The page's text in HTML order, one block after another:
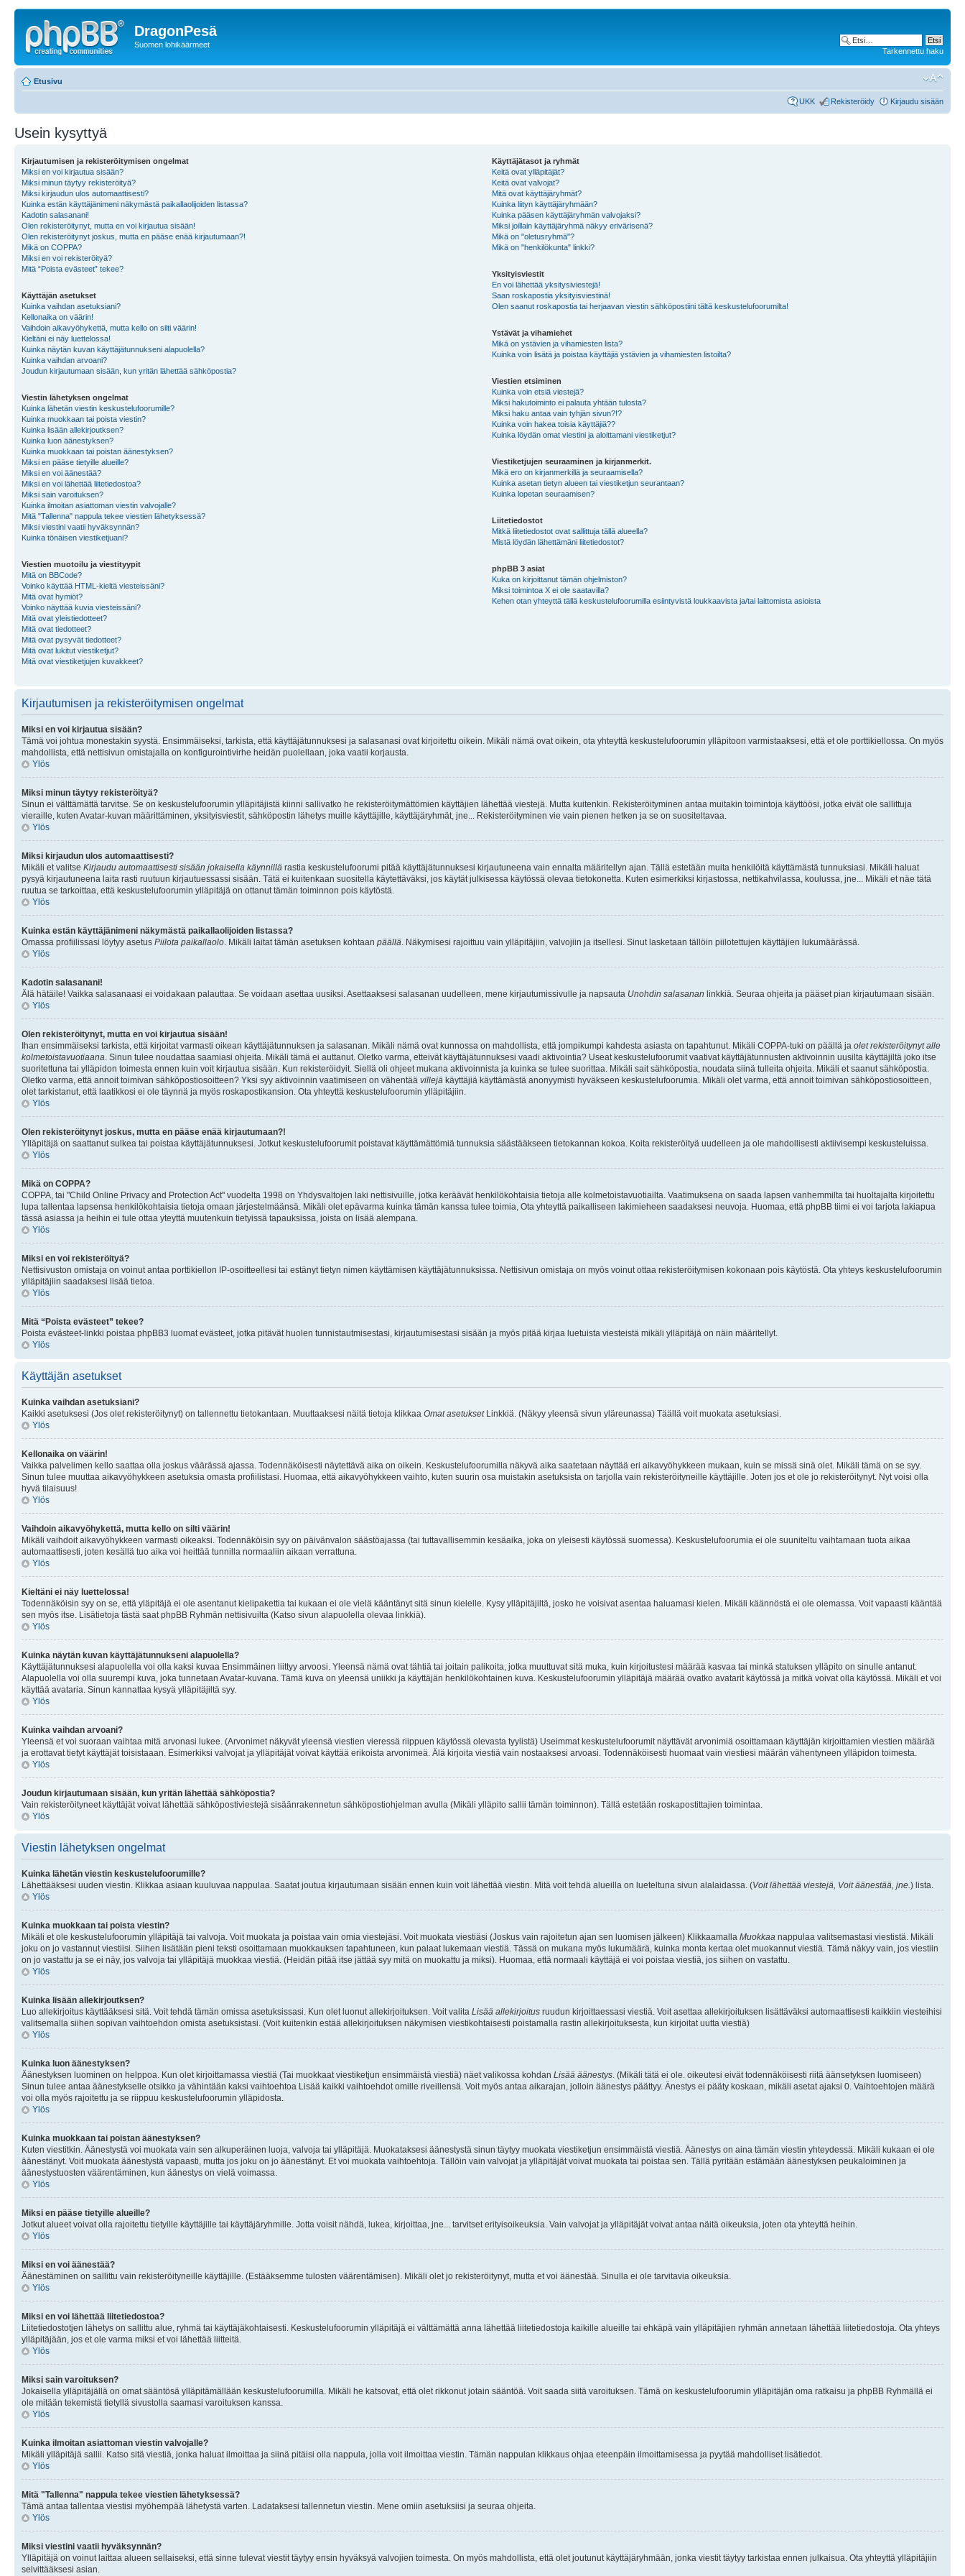
DragonPesä
Suomen lohikäärmeet
Tarkennettu haku
Etusivu
UKK Rekisteröidy Kirjaudu sisään
Usein kysyttyä
Kirjautumisen ja rekisteröitymisen ongelmat
Miksi en voi kirjautua sisään?
Miksi minun täytyy rekisteröityä?
Miksi kirjaudun ulos automaattisesti?
Kuinka estän käyttäjänimeni näkymästä paikallaolijoiden listassa?
Kadotin salasanani!
Olen rekisteröitynyt, mutta en voi kirjautua sisään!
Olen rekisteröitynyt joskus, mutta en pääse enää kirjautumaan?!
Mikä on COPPA?
Miksi en voi rekisteröityä?
Mitä “Poista evästeet” tekee?
Käyttäjän asetukset
Kuinka vaihdan asetuksiani?
Kellonaika on väärin!
Vaihdoin aikavyöhykettä, mutta kello on silti väärin!
Kieltäni ei näy luettelossa!
Kuinka näytän kuvan käyttäjätunnukseni alapuolella?
Kuinka vaihdan arvoani?
Joudun kirjautumaan sisään, kun yritän lähettää sähköpostia?
Viestin lähetyksen ongelmat
Kuinka lähetän viestin keskustelufoorumille?
Kuinka muokkaan tai poista viestin?
Kuinka lisään allekirjoutksen?
Kuinka luon äänestyksen?
Kuinka muokkaan tai poistan äänestyksen?
Miksi en pääse tietyille alueille?
Miksi en voi äänestää?
Miksi en voi lähettää liitetiedostoa?
Miksi sain varoituksen?
Kuinka ilmoitan asiattoman viestin valvojalle?
Mitä "Tallenna" nappula tekee viestien lähetyksessä?
Miksi viestini vaatii hyväksynnän?
Kuinka tönäisen viestiketjuani?
Viestien muotoilu ja viestityypit
Mitä on BBCode?
Voinko käyttää HTML-kieltä viesteissäni?
Mitä ovat hymiöt?
Voinko näyttää kuvia viesteissäni?
Mitä ovat yleistiedotteet?
Mitä ovat tiedotteet?
Mitä ovat pysyvät tiedotteet?
Mitä ovat lukitut viestiketjut?
Mitä ovat viestiketjujen kuvakkeet?
Käyttäjätasot ja ryhmät
Keitä ovat ylläpitäjät?
Keitä ovat valvojat?
Mitä ovat käyttäjäryhmät?
Kuinka liityn käyttäjäryhmään?
Kuinka pääsen käyttäjäryhmän valvojaksi?
Miksi joillain käyttäjäryhmä näkyy erivärisenä?
Mikä on "oletusryhmä"?
Mikä on "henkilökunta" linkki?
Yksityisviestit
En voi lähettää yksitysiviestejä!
Saan roskapostia yksityisviestinä!
Olen saanut roskapostia tai herjaavan viestin sähköpostiini tältä keskustelufoorumilta!
Ystävät ja vihamiehet
Mikä on ystävien ja vihamiesten lista?
Kuinka voin lisätä ja poistaa käyttäjiä ystävien ja vihamiesten listoilta?
Viestien etsiminen
Kuinka voin etsiä viestejä?
Miksi hakutoiminto ei palauta yhtään tulosta?
Miksi haku antaa vain tyhjän sivun?!?
Kuinka voin hakea toisia käyttäjiä??
Kuinka löydän omat viestini ja aloittamani viestiketjut?
Viestiketjujen seuraaminen ja kirjanmerkit.
Mikä ero on kirjanmerkillä ja seuraamisella?
Kuinka asetan tietyn alueen tai viestiketjun seurantaan?
Kuinka lopetan seuraamisen?
Liitetiedostot
Mitkä liitetiedostot ovat sallittuja tällä alueella?
Mistä löydän lähettämäni liitetiedostot?
phpBB 3 asiat
Kuka on kirjoittanut tämän ohjelmiston?
Miksi toimintoa X ei ole saatavilla?
Kehen otan yhteyttä tällä keskustelufoorumilla esiintyvistä loukkaavista ja/tai laittomista asioista
Kirjautumisen ja rekisteröitymisen ongelmat
Miksi en voi kirjautua sisään?
Tämä voi johtua monestakin syystä. Ensimmäiseksi, tarkista, että käyttäjätunnuksesi ja salasanasi ovat kirjoitettu oikein. Mikäli nämä ovat oikein, ota yhteyttä keskustelufoorumin ylläpitoon varmistaaksesi, että et ole porttikiellossa. On myös
mahdollista, että nettisivun omistajalla on konfigurointivirhe heidän puolellaan, joka vaatii korjausta.
Ylös
Miksi minun täytyy rekisteröityä?
Sinun ei välttämättä tarvitse. Se on keskustelufoorumin ylläpitäjistä kiinni sallivatko he rekisteröitymättömien käyttäjien lähettää viestejä. Mutta kuitenkin. Rekisteröityminen antaa muitakin toimintoja käyttöösi, jotka eivät ole sallittuja
vieraille, kuten Avatar-kuvan määrittäminen, yksityisviestit, sähköpostin lähetys muille käyttäjille, käyttäjäryhmät, jne... Rekisteröityminen vie vain pienen hetken ja se on suositeltavaa.
Ylös
Miksi kirjaudun ulos automaattisesti?
Mikäli et valitse Kirjaudu automaattisesti sisään jokaisella käynnillä rastia keskustelufoorumi pitää käyttäjätunnuksesi kirjautuneena vain ennalta määritellyn ajan. Tällä estetään muita henkilöitä käyttämästä tunnuksiasi. Mikäli haluat
pysyä kirjautuneena laita rasti ruutuun kirjautuessassi sisään. Tätä ei kuitenkaan suositella käytettäväksi, jos käytät julkisessa käytössä olevaa tietokonetta. Kuten esimerkiksi kirjastossa, nettikahvilassa, koulussa, jne... Mikäli et näe tätä
ruutua se tarkoittaa, että keskustelufoorumin ylläpitäjä on ottanut tämän toiminnon pois käytöstä.
Ylös
Kuinka estän käyttäjänimeni näkymästä paikallaolijoiden listassa?
Omassa profiilissasi löytyy asetus Piilota paikallaolo . Mikäli laitat tämän asetuksen kohtaan päällä . Näkymisesi rajoittuu vain ylläpitäjiin, valvojiin ja itsellesi. Sinut lasketaan tällöin piilotettujen käyttäjien lukumäärässä.
Ylös
Kadotin salasanani!
Älä hätäile! Vaikka salasanaasi ei voidakaan palauttaa. Se voidaan asettaa uusiksi. Asettaaksesi salasanan uudelleen, mene kirjautumissivulle ja napsauta Unohdin salasanan linkkiä. Seuraa ohjeita ja pääset pian kirjautumaan sisään.
Ylös
Olen rekisteröitynyt, mutta en voi kirjautua sisään!
Ihan ensimmäiseksi tarkista, että kirjoitat varmasti oikean käyttäjätunnuksen ja salasanan. Mikäli nämä ovat kunnossa on mahdollista, että jompikumpi kahdesta asiasta on tapahtunut. Mikäli COPPA-tuki on päällä ja olet rekisteröitynyt alle
kolmetoistavuotiaana . Sinun tulee noudattaa saamiasi ohjeita. Mikäli tämä ei auttanut. Oletko varma, etteivät käyttäjätunnuksesi vaadi aktivointia? Useat keskustelufoorumit vaativat käyttäjätunnusten aktivoinnin uusilta käyttäjiltä joko itse
suoritettuna tai ylläpidon toimesta ennen kuin voit kirjautua sisään. Kun rekisteröidyit. Siellä oli ohjeet mukana aktivoinnista ja kuinka se tulee suorittaa. Mikäli sait sähköpostia, noudata siinä tulleita ohjeita. Mikäli et saanut sähköpostia.
Oletko varma, että annoit toimivan sähköpostiosoitteen? Yksi syy aktivoinnin vaatimiseen on vähentää villejä käyttäjiä käyttämästä anonyymisti hyväkseen keskustelufoorumia. Mikäli olet varma, että annoit toimivan sähköpostiosoitteen,
olet tarkistanut, että laatikkosi ei ole täynnä ja myös roskapostikansion. Ota yhteyttä keskustelufoorumin ylläpitäjiin.
Ylös
Olen rekisteröitynyt joskus, mutta en pääse enää kirjautumaan?!
Ylläpitäjä on saattanut sulkea tai poistaa käyttäjätunnuksesi. Jotkut keskustelufoorumit poistavat käyttämättömiä tunnuksia säästääkseen tietokannan kokoa. Koita rekisteröityä uudelleen ja ole mahdollisesti aktiivisempi keskusteluissa.
Ylös
Mikä on COPPA?
COPPA, tai "Child Online Privacy and Protection Act" vuodelta 1998 on Yhdysvaltojen laki nettisivuille, jotka keräävät henkilökohtaisia tietoja alle kolmetoistavuotiailta. Vaatimuksena on saada lapsen vanhemmilta tai huoltajalta kirjoitettu
lupa tallentaa lapsensa henkilökohtaisia tietoja omaan järjestelmäänsä. Mikäli olet epävarma kuinka tämän kanssa tulee toimia, Ota yhteyttä paikalliseen lakimieheen saadaksesi neuvoja. Huomaa, että phpBB tiimi ei voi tarjota lakiapua
tässä asiassa ja heihin ei tule ottaa yteyttä muutenkuin tietyissä tapauksissa, joista on lisää alempana.
Ylös
Miksi en voi rekisteröityä?
Nettisivuston omistaja on voinut antaa porttikiellon IP-osoitteellesi tai estänyt tietyn nimen käyttämisen käyttäjätunnuksissa. Nettisivun omistaja on myös voinut ottaa rekisteröitymisen kokonaan pois käytöstä. Ota yhteys keskustelufoorumin
ylläpitäjiin saadaksesi lisää tietoa.
Ylös
Mitä “Poista evästeet” tekee?
Poista evästeet-linkki poistaa phpBB3 luomat evästeet, jotka pitävät huolen tunnistautmisestasi, kirjautumisestasi sisään ja myös pitää kirjaa luetuista viesteistä mikäli ylläpitäjä on näin määritellyt.
Ylös
Käyttäjän asetukset
Kuinka vaihdan asetuksiani?
Kaikki asetuksesi (Jos olet rekisteröitynyt) on tallennettu tietokantaan. Muuttaaksesi näitä tietoja klikkaa Omat asetuksetLinkkiä. (Näkyy yleensä sivun yläreunassa) Täällä voit muokata asetuksiasi.
Ylös
Kellonaika on väärin!
Vaikka palvelimen kello saattaa olla joskus väärässä ajassa. Todennäköisesti näytettävä aika on oikein. Keskustelufoorumilla näkyvä aika saatetaan näyttää eri aikavyöhykkeen mukaan, kuin se missä sinä olet. Mikäli tämä on se syy.
Sinun tulee muuttaa aikavyöhykkeen asetuksia omasta profiilistasi. Huomaa, että aikavyöhykkeen vaihto, kuten suurin osa muistakin asetuksista on tarjolla vain rekisteröityneille käyttäjille. Joten jos et ole jo rekisteröitynyt. Nyt voisi olla
hyvä tilaisuus!
Ylös
Vaihdoin aikavyöhykettä, mutta kello on silti väärin!
Mikäli vaihdoit aikavyöhykkeen varmasti oikeaksi. Todennäköisin syy on päivänvalon säästöajassa (tai tuttavallisemmin kesäaika, joka on yleisesti käytössä suomessa). Keskustelufoorumia ei ole suuniteltu vaihtamaan tuota aikaa
automaattisesti, joten kesällä tuo aika voi heittää tunnilla normaaliin aikaan verrattuna.
Ylös
Kieltäni ei näy luettelossa!
Todennäköisin syy on se, että yläpitäjä ei ole asentanut kielipakettia tai kukaan ei ole vielä kääntänyt sitä sinun kielelle. Kysy ylläpitäjiltä, josko he voisivat asentaa haluamasi kielen. Mikäli käännöstä ei ole olemassa. Voit vapaasti kääntää
sen myös itse. Lisätietoja tästä saat phpBB Ryhmän nettisivuilta (Katso sivun alapuolella olevaa linkkiä).
Ylös
Kuinka näytän kuvan käyttäjätunnukseni alapuolella?
Käyttäjätunnuksesi alapuolella voi olla kaksi kuvaa Ensimmäinen liittyy arvoosi. Yleensä nämä ovat tähtiä tai joitain palikoita, jotka muuttuvat sitä muka, kuin kirjoitustesi määrää kasvaa tai minkä statuksen ylläpito on sinulle antanut.
Alapuolella voi olla suurempi kuva, joka tunnetaan Avatar-kuvana. Tämä kuva on yleensä uniikki ja käyttäjän henkilökohtainen kuva. Keskustelufoorumin ylläpitäjä määrää ovatko avatarit käytössä ja mitkä voivat olla käytössä. Mikäli et voi
käyttää avataria. Sinun kannattaa kysyä ylläpitäjiltä syy.
Ylös
Kuinka vaihdan arvoani?
Yleensä et voi suoraan vaihtaa mitä arvonasi lukee. (Arvonimet näkyvät yleensä viestien vieressä riippuen käytössä olevasta tyylistä) Useimmat keskustelufoorumit näyttävät arvonimiä osoittamaan käyttäjän kirjoittamien viestien määrää
ja erottavat tietyt käyttäjät toisistaaan. Esimerkiksi valvojat ja ylläpitäjät voivat käyttää erikoista arvonimeä. Älä kirjoita viestiä vain nostaaksesi arvoasi. Todennäköisesti huomaat vain viestiesi määrän vähentyneen ylläpidon toimesta.
Ylös
Joudun kirjautumaan sisään, kun yritän lähettää sähköpostia?
Vain rekisteröityneet käyttäjät voivat lähettää sähköpostiviestejä sisäänrakennetun sähköpostiohjelman avulla (Mikäli ylläpito sallii tämän toiminnon). Tällä estetään roskapostittajien toimintaa.
Ylös
Viestin lähetyksen ongelmat
Kuinka lähetän viestin keskustelufoorumille?
Lähettääksesi uuden viestin. Klikkaa asiaan kuuluvaa nappulaa. Saatat joutua kirjautumaan sisään ennen kuin voit lähettää viestin. Mitä voit tehdä alueilla on lueteltuna sivun alalaidassa. (Voit lähettää viestejä, Voit äänestää, jne. ) lista.
Ylös
Kuinka muokkaan tai poista viestin?
Mikäli et ole keskustelufoorumin ylläpitäjä tai valvoja. Voit muokata ja poistaa vain omia viestejäsi. Voit muokata viestiäsi (Joskus vain rajoitetun ajan sen luomisen jälkeen) Klikkaamalla Muokkaa nappulaa valitsemastasi viestistä. Mikäli
joku on jo vastannut viestiisi. Siihen lisätään pieni teksti osoittamaan muokkauksen tapahtuneen, kun palaat lukemaan viestiä. Tässä on mukana myös lukumäärä, kuinka monta kertaa olet muokannut viestiä. Tämä näkyy vain, jos viestiin
on jo vastattu ja se ei näy, jos valvoja tai ylläpitäjä muokkaa viestiä. (Heidän pitää itse jättää syy mitä on muokattu ja miksi). Huomaa, että normaali käyttäjä ei voi poistaa viestiä, jos siihen on vastattu.
Ylös
Kuinka lisään allekirjoutksen?
Luo allekirjoitus käyttääksesi sitä. Voit tehdä tämän omissa asetuksissasi. Kun olet luonut allekirjoituksen. Voit valita Lisää allekirjoitus ruudun kirjoittaessasi viestiä. Voit asettaa allekirjoituksen lisättäväksi automaattisesti kaikkiin viesteihisi
valitsemalla siihen sopivan vaihtoehdon omista asetuksistasi. (Voit kuitenkin estää allekirjoituksen näkymisen viestikohtaisesti poistamalla rastin allekirjoituksesta, kun kirjoitat uutta viestiä)
Ylös
Kuinka luon äänestyksen?
Äänestyksen luominen on helppoa. Kun olet kirjoittamassa viestiä (Tai muokkaat viestiketjun ensimmäistä viestiä) näet valikossa kohdan Lisää äänestys . (Mikäli tätä ei ole. oikeutesi eivät todennäköisesti riitä äänsetyksen luomiseen)
Sinun tulee antaa äänestykselle otsikko ja vähintään kaksi vaihtoehtoa Lisää kaikki vaihtoehdot omille riveillensä. Voit myös antaa aikarajan, jolloin äänestys päättyy. Änestys ei pääty koskaan, mikäli asetat ajaksi 0. Vaihtoehtojen määrä
voi olla myös rajoitettu ja se riippuu keskustelufoorumin ylläpidosta.
Ylös
Kuinka muokkaan tai poistan äänestyksen?
Kuten viestitkin. Äänestystä voi muokata vain sen alkuperäinen luoja, valvoja tai ylläpitäjä. Muokataksesi äänestystä sinun täytyy muokata viestiketjun ensimmäistä viestiä. Äänestys on aina tämän viestin yhteydessä. Mikäli kukaan ei ole
äänestänyt. Voit muokata äänestystä vapaasti, mutta jos joku on jo äänestänyt. Et voi muokata vaihtoehtoja. Tällöin vain valvojat ja ylläpitäjät voivat muokata tai poistaa sen. Tällä pyritään estämään äänestyksen peukaloiminen ja
äänestystuosten väärentäminen, kun äänestys on vielä voimassa.
Ylös
Miksi en pääse tietyille alueille?
Jotkut alueet voivat olla rajoitettu tietyille käyttäjille tai käyttäjäryhmille. Jotta voisit nähdä, lukea, kirjoittaa, jne... tarvitset erityisoikeuksia. Vain valvojat ja ylläpitäjät voivat antaa näitä oikeuksia, joten ota yhteyttä heihin.
Ylös
Miksi en voi äänestää?
Äänestäminen on sallittu vain rekisteröityneille käyttäjille. (Estääksemme tulosten väärentämisen). Mikäli olet jo rekisteröitynyt, mutta et voi äänestää. Sinulla ei ole tarvitavia oikeuksia.
Ylös
Miksi en voi lähettää liitetiedostoa?
Liitetiedostotjen lähetys on sallittu alue, ryhmä tai käyttäjäkohtaisesti. Keskustelufoorumin ylläpitäjä ei välttämättä anna lähettää liitetiedostoja kaikille alueille tai ehkäpä vain ylläpitäjien ryhmän annetaan lähettää liitetiedostoja. Ota yhteys
ylläpitäjään, jos et ole varma miksi et voi lähettää liitteitä.
Ylös
Miksi sain varoituksen?
Jokaisella ylläpitäjällä on omat sääntösä ylläpitämällään keskustelufoorumilla. Mikäli he katsovat, että olet rikkonut jotain sääntöä. Voit saada siitä varoituksen. Tämä on keskustelufoorumin ylläpitäjän oma ratkaisu ja phpBB Ryhmällä ei
ole mitään tekemistä tietyllä sivustolla saamasi varoituksen kanssa.
Ylös
Kuinka ilmoitan asiattoman viestin valvojalle?
Mikäli ylläpitäjä sallii. Katso sitä viestiä, jonka haluat ilmoittaa ja siinä pitäisi olla nappula, jolla voit ilmoittaa viestin. Tämän nappulan klikkaus ohjaa eteenpäin ilmoittamisessa ja pyytää mahdolliset lisätiedot.
Ylös
Mitä "Tallenna" nappula tekee viestien lähetyksessä?
Tämä antaa tallentaa viestisi myöhempää lähetystä varten. Ladataksesi tallennetun viestin. Mene omiin asetuksiisi ja seuraa ohjeita.
Ylös
Miksi viestini vaatii hyväksynnän?
Ylläpitäjä on voinut laittaa alueen sellaiseksi, että sinne tulevat viestit täytyy ensin hyväksyä valvojien toimesta. On myös mahdollista, että olet joutunut käyttäjäryhmään, jonka viestit täytyy tarkistaa ennen julkaisua. Ota yhteyttä ylläpitäjiin
selvittääksesi asian.